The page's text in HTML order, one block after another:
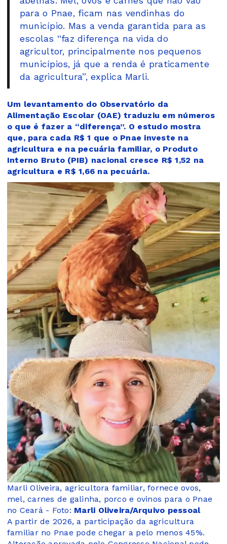
para o Pnae, ficam nas vendinhas do
município. Mas a venda garantida para as
escolas “faz diferença na vida do
agricultor, principalmente nos pequenos
municípios, já que a renda é praticamente
da agricultura”, explica Marli.
Um levantamento do Observatório da
Alimentação Escolar (OAE) traduziu em números
o que é fazer a “diferença”. O estudo mostra
que, para cada R$ 1 que o Pnae investe na
agricultura e na pecuária familiar, o Produto
Interno Bruto (PIB) nacional cresce R$ 1,52 na
agricultura e R$ 1,66 na pecuária.
Marli Oliveira, agricultora familiar, fornece ovos,
mel, carnes de galinha, porco e ovinos para o Pnae
no Ceará - Foto: Marli Oliveira/Arquivo pessoal
A partir de 2026, a participação da agricultura
familiar no Pnae pode chegar a pelo menos 45%.